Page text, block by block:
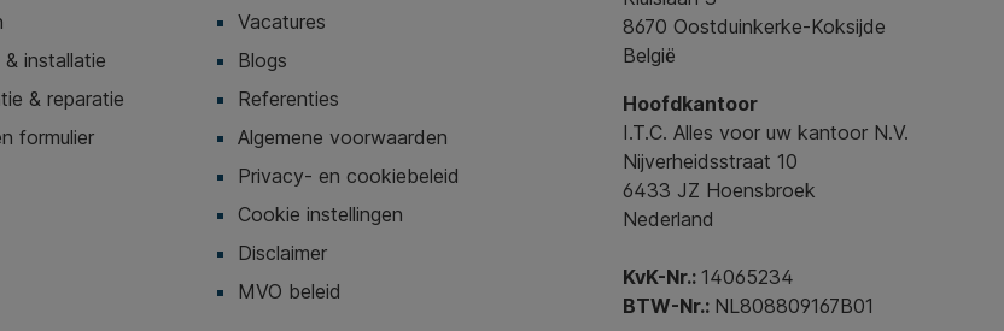
installatie
& reparatie
formulier
Vacatures
Blogs
Referenties
Algemene voorwaarden
Privacy- en cookiebeleid
Cookie instellingen
Disclaimer
MVO beleid
8670 Oostduinkerke-Koksijde
België
Hoofdkantoor
I.T.C. Alles voor uw kantoor N.V.
Nijverheidsstraat 10
6433 JZ Hoensbroek
Nederland
KvK-Nr.: 14065234
BTW-Nr.: NL808809167B01